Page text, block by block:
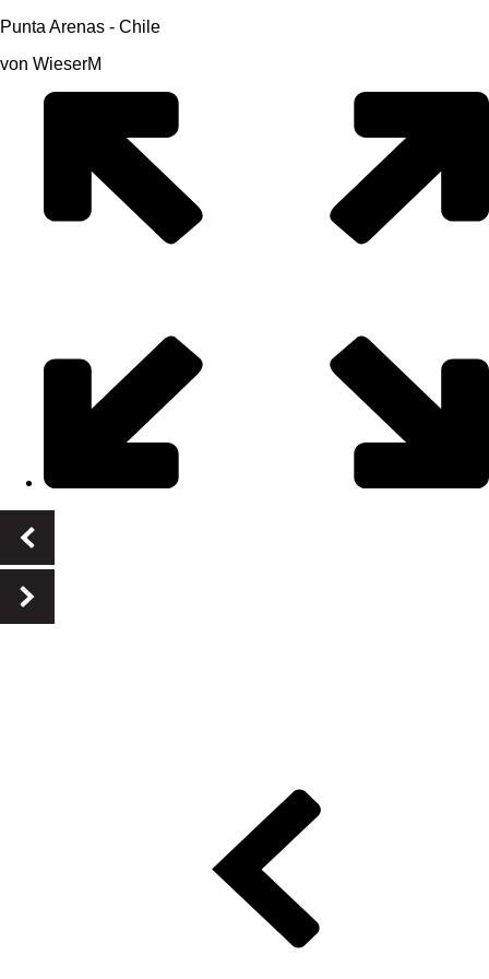
Punta Arenas - Chile
von WieserM